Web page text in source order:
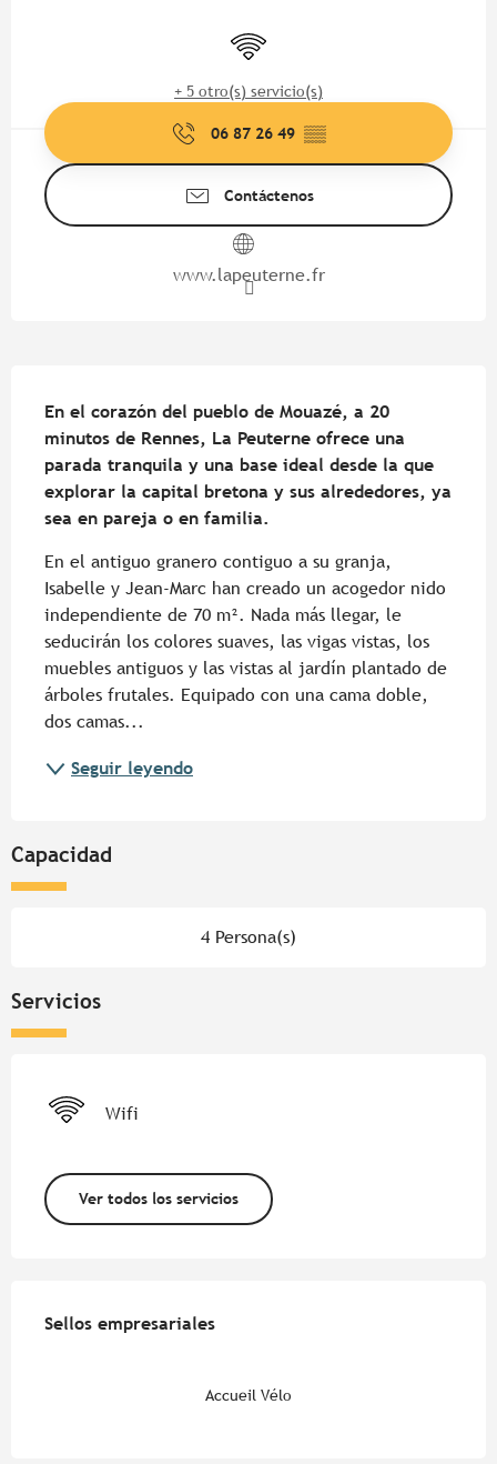
Wifi
+ 5 otro(s) servicio(s)
06 87 26 49 ▒▒
Contáctenos
www.lapeuterne.fr
En el corazón del pueblo de Mouazé, a 20
minutos de Rennes, La Peuterne ofrece una
parada tranquila y una base ideal desde la que
explorar la capital bretona y sus alrededores, ya
sea en pareja o en familia.
En el antiguo granero contiguo a su granja,
Isabelle y Jean-Marc han creado un acogedor nido
independiente de 70 m². Nada más llegar, le
seducirán los colores suaves, las vigas vistas, los
muebles antiguos y las vistas al jardín plantado de
árboles frutales. Equipado con una cama doble,
dos camas...
Seguir leyendo
Capacidad
4 Persona(s)
Servicios
Wifi
Ver todos los servicios
Sellos empresariales
Sellos empresariales
Accueil Vélo